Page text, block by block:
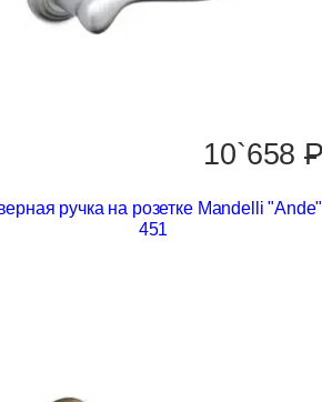
10`658P
ручка на розетке Mandelli "Ande"
451